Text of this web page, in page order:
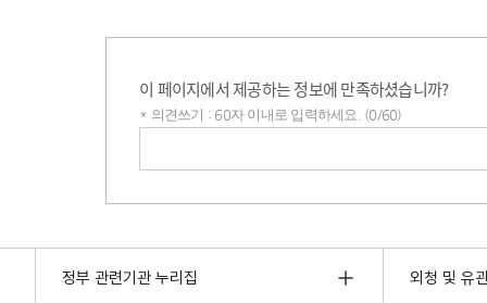
이 페이지에서 제공하는 정보에 만족하셨습니까?
* 의견쓰기 : 60자 이내로 입력하세요. (0/60)
정부 관련기관 누리집 외청 및 유